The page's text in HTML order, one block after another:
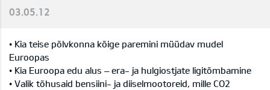
03.05.12
• Kia teise põlvkonna kõige paremini müüdav mudel
Euroopas
• Kia Euroopa edu alus – era- ja hulgiostjate ligitõmbamine
• Valik tõhusaid bensiini- ja diiselmootoreid, mille CO2